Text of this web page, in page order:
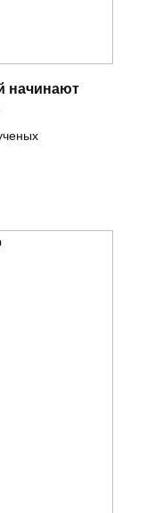
начинают